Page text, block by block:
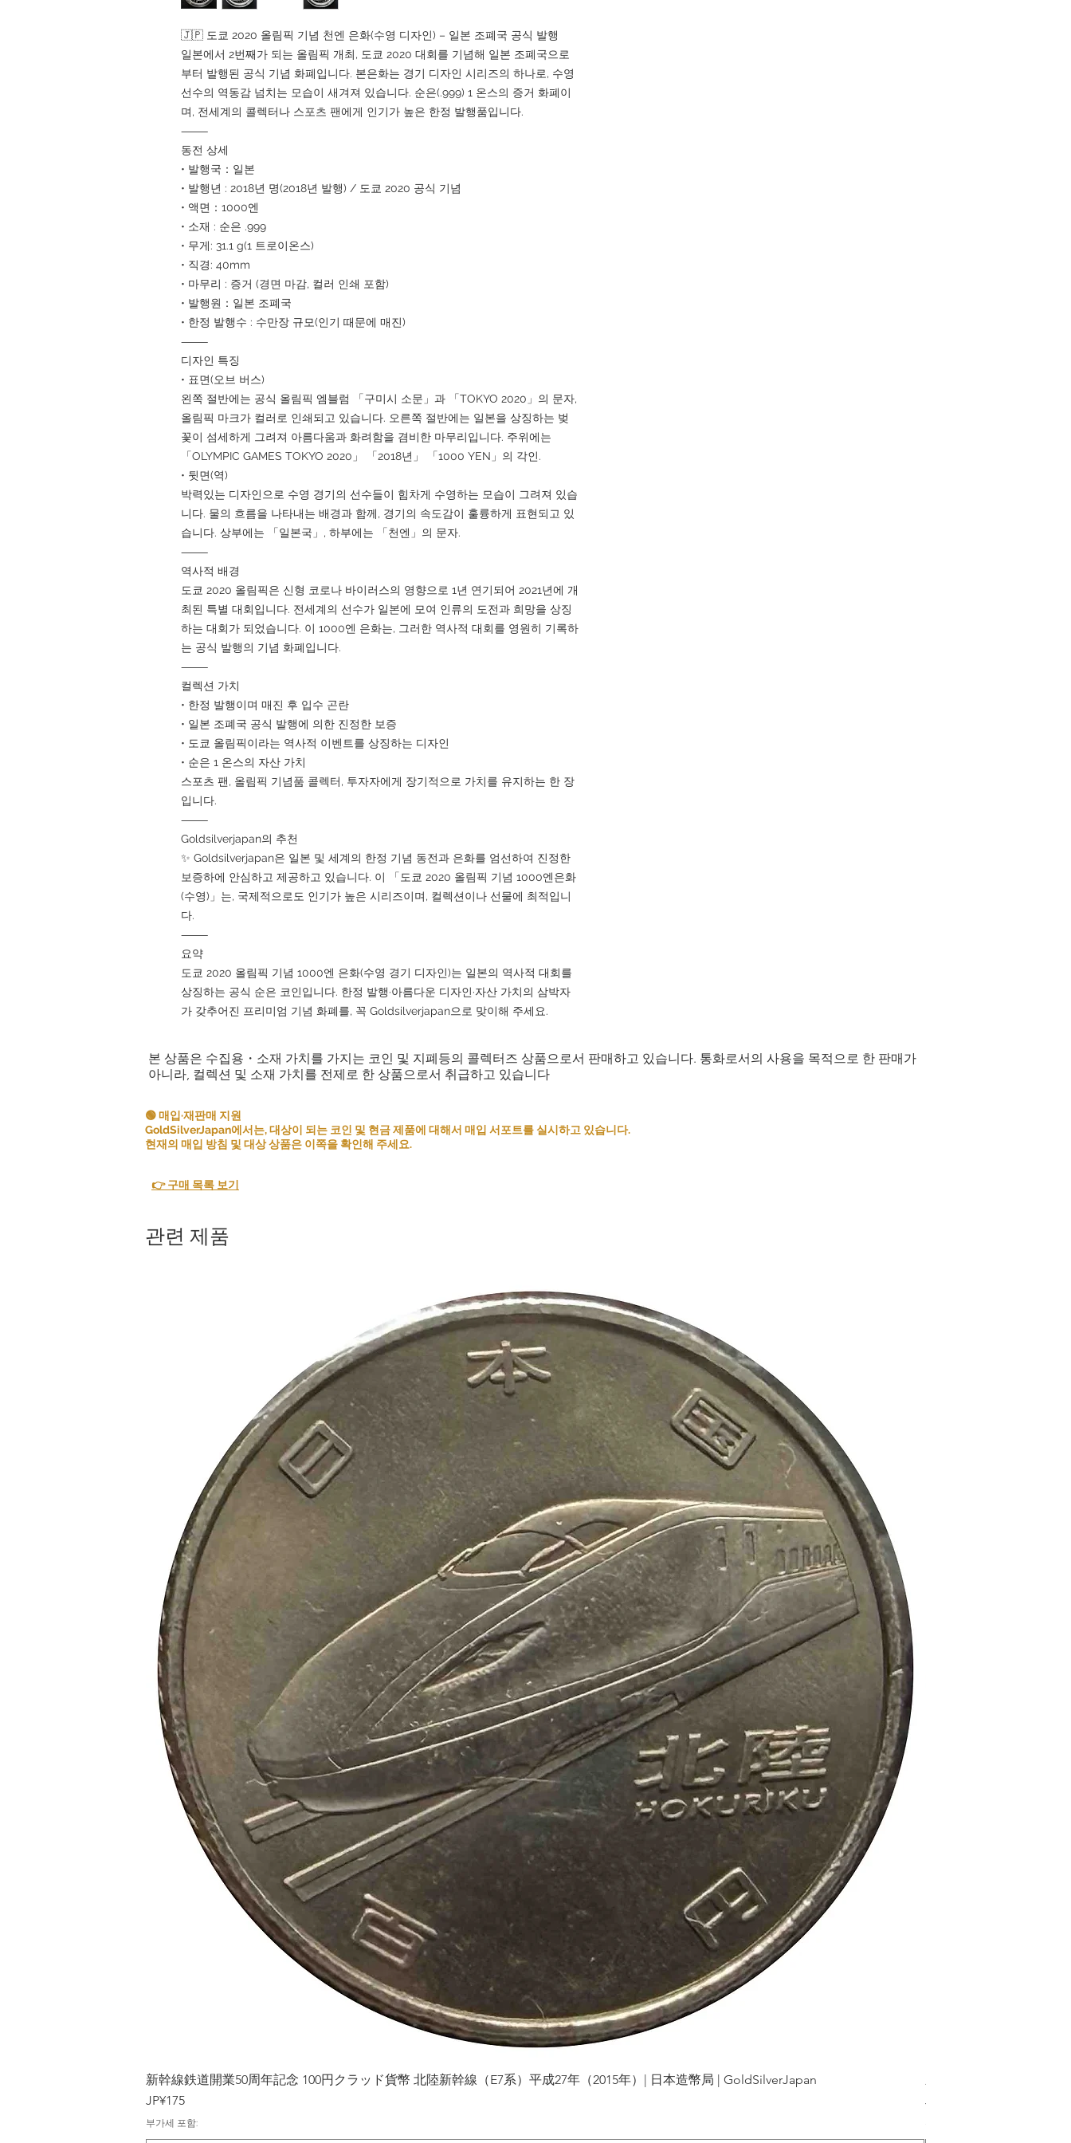
🇯🇵 도쿄 2020 올림픽 기념 천엔 은화(수영 디자인) – 일본 조폐국 공식 발행
일본에서 2번째가 되는 올림픽 개최, 도쿄 2020 대회를 기념해 일본 조폐국으로
부터 발행된 공식 기념 화폐입니다. 본은화는 경기 디자인 시리즈의 하나로, 수영
선수의 역동감 넘치는 모습이 새겨져 있습니다. 순은(.999) 1 온스의 증거 화폐이
며, 전세계의 콜렉터나 스포츠 팬에게 인기가 높은 한정 발행품입니다.
⸻
동전 상세
• 발행국：일본
• 발행년 : 2018년 명(2018년 발행) / 도쿄 2020 공식 기념
• 액면：1000엔
• 소재 : 순은 .999
• 무게: 31.1 g(1 트로이온스)
• 직경: 40mm
• 마무리 : 증거 (경면 마감, 컬러 인쇄 포함)
• 발행원：일본 조폐국
• 한정 발행수 : 수만장 규모(인기 때문에 매진)
⸻
디자인 특징
• 표면(오브 버스)
왼쪽 절반에는 공식 올림픽 엠블럼 「구미시 소문」과 「TOKYO 2020」의 문자,
올림픽 마크가 컬러로 인쇄되고 있습니다. 오른쪽 절반에는 일본을 상징하는 벚
꽃이 섬세하게 그려져 아름다움과 화려함을 겸비한 마무리입니다. 주위에는
「OLYMPIC GAMES TOKYO 2020」 「2018년」 「1000 YEN」의 각인.
• 뒷면(역)
박력있는 디자인으로 수영 경기의 선수들이 힘차게 수영하는 모습이 그려져 있습
니다. 물의 흐름을 나타내는 배경과 함께, 경기의 속도감이 훌륭하게 표현되고 있
습니다. 상부에는 「일본국」, 하부에는 「천엔」의 문자.
⸻
역사적 배경
도쿄 2020 올림픽은 신형 코로나 바이러스의 영향으로 1년 연기되어 2021년에 개
최된 특별 대회입니다. 전세계의 선수가 일본에 모여 인류의 도전과 희망을 상징
하는 대회가 되었습니다. 이 1000엔 은화는, 그러한 역사적 대회를 영원히 기록하
는 공식 발행의 기념 화폐입니다.
⸻
컬렉션 가치
• 한정 발행이며 매진 후 입수 곤란
• 일본 조폐국 공식 발행에 의한 진정한 보증
• 도쿄 올림픽이라는 역사적 이벤트를 상징하는 디자인
• 순은 1 온스의 자산 가치
스포츠 팬, 올림픽 기념품 콜렉터, 투자자에게 장기적으로 가치를 유지하는 한 장
입니다.
⸻
Goldsilverjapan의 추천
✨ Goldsilverjapan은 일본 및 세계의 한정 기념 동전과 은화를 엄선하여 진정한
보증하에 안심하고 제공하고 있습니다. 이 「도쿄 2020 올림픽 기념 1000엔은화
(수영)」는, 국제적으로도 인기가 높은 시리즈이며, 컬렉션이나 선물에 최적입니
다.
⸻
요약
도쿄 2020 올림픽 기념 1000엔 은화(수영 경기 디자인)는 일본의 역사적 대회를
상징하는 공식 순은 코인입니다. 한정 발행·아름다운 디자인·자산 가치의 삼박자
가 갖추어진 프리미엄 기념 화폐를, 꼭 Goldsilverjapan으로 맞이해 주세요.
본 상품은 수집용・소재 가치를 가지는 코인 및 지폐등의 콜렉터즈 상품으로서 판매하고 있습니다. 통화로서의 사용을 목적으로 한 판매가
아니라, 컬렉션 및 소재 가치를 전제로 한 상품으로서 취급하고 있습니다
🟢 매입·재판매 지원
GoldSilverJapan에서는, 대상이 되는 코인 및 현금 제품에 대해서 매입 서포트를 실시하고 있습니다.
현재의 매입 방침 및 대상 상품은 이쪽을 확인해 주세요.
👉 구매 목록 보기
관련 제품
제품보기
新幹線鉄道開業50周年記念 100円クラッド貨幣 北陸新幹線（E7系）平成27年（2015年）| 日本造幣局 | GoldSilverJapan
가격
JP¥175
부가세 포함:
JP¥175